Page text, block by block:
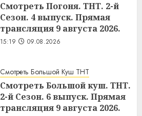
Смотреть Погоня. ТНТ. 2-й
Сезон. 4 выпуск. Прямая
трансляция 9 августа 2026.
15:19 09.08.2026
Смотреть Большой Куш ТНТ
Смотреть Большой куш. ТНТ.
2-й Сезон. 6 выпуск. Прямая
трансляция 9 августа 2026.